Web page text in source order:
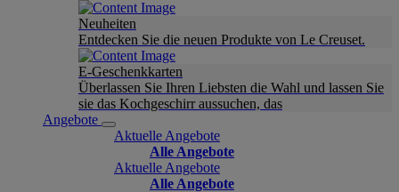
Neuheiten
Entdecken Sie die neuen Produkte von Le Creuset.
E-Geschenkkarten
Überlassen Sie Ihren Liebsten die Wahl und lassen Sie
sie das Kochgeschirr aussuchen, das
Angebote
Aktuelle Angebote
Alle Angebote
Aktuelle Angebote
Alle Angebote